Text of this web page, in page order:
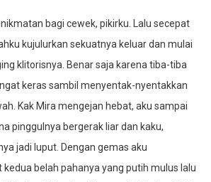
bagi cewek, pikirku. Lalu secepat
kujulurkan sekuatnya keluar dan mulai
klitorisnya. Benar saja karena tiba-tiba
keras sambil menyentak-nyentakkan
Kak Mira mengejan hebat, aku sampai
pinggulnya bergerak liar dan kaku,
jadi luput. Dengan gemas aku
belah pahanya yang putih mulus lalu